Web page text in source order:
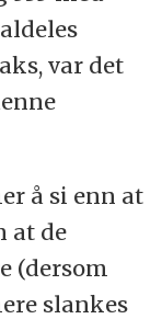
var det
å si enn at
at de
(dersom
slankes